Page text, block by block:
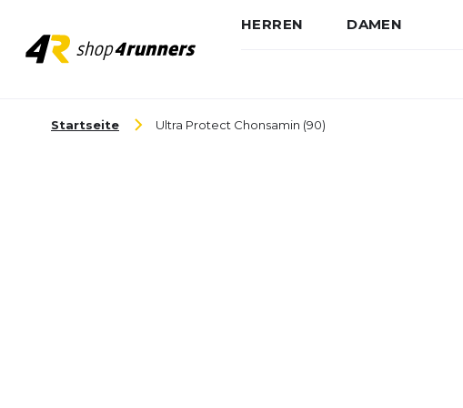
HERREN DAMEN
Startseite Ultra Protect Chonsamin (90)